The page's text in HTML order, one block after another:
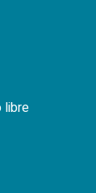
libre